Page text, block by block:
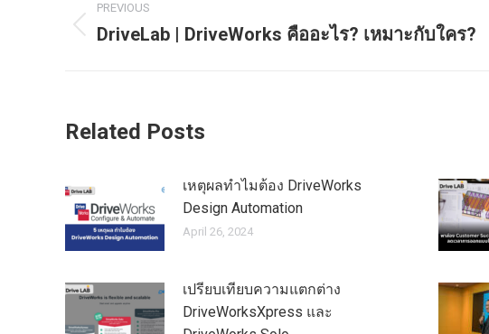
PREVIOUS
DriveLab | DriveWorks คืออะไร? เหมาะกับใคร?
Related Posts
เหตุผลทำไมต้อง DriveWorks
Design Automation
April 26, 2024
เปรียบเทียบความแตกต่าง
DriveWorksXpress และ